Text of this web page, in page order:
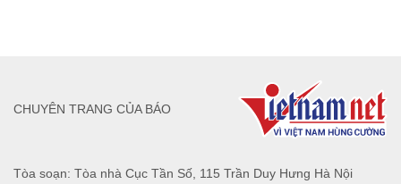
Tòa soạn: Tòa nhà Cục Tần Số, 115 Trần Duy Hưng Hà Nội
CHUYÊN TRANG CỦA BÁO